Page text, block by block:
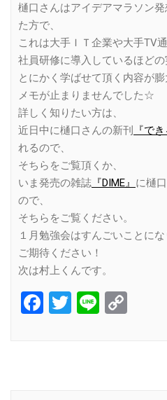
樋口さんはアイデアマラソン
た方で、
これは大手ＩＴ企業や大手TV
社員研修に導入しているほどの
とにかく学ばせて頂く内容が膨
メモが止まりませんでした☆
詳しく知りたい方は、
近日中に樋口さんの新刊
『で
れるので、
そちらをご覧頂くか、
いま発売の雑誌 『DIME』 に樋
ので、
そちらをご覧ください。
１月勉強会はすんごいことに
ご期待ください！
次は村上くんです。
Facebook
Twitter
Line